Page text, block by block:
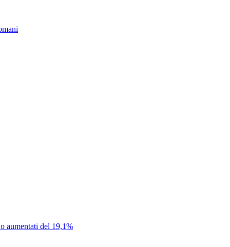
aumentati del 19,1%